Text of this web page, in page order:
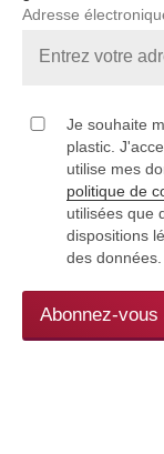
Adresse
Je souhaite
plastic.
utilise mes
politique de
utilisées que
dispositions
des données.
Abonnez-